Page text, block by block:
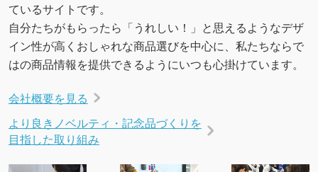
ているサイトです。
自分たちがもらったら「うれしい！」と思えるようなデザ
イン性が高くおしゃれな商品選びを中心に、私たちならで
はの商品情報を提供できるようにいつも心掛けています。
会社概要を見る
より良きノベルティ・記念品づくりを
目指した取り組み